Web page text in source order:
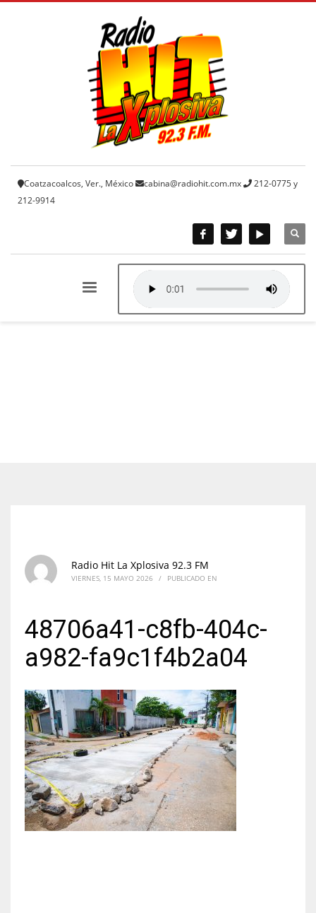
Coatzacoalcos, Ver., México cabina@radiohit.com.mx
212-0775 y
212-9914
Radio Hit La Xplosiva 92.3 FM
VIERNES, 15 MAYO 2026 / PUBLICADO EN
48706a41-c8fb-404c-
a982-fa9c1f4b2a04